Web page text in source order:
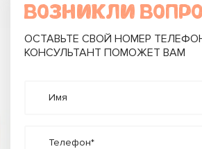
ВОЗНИКЛИ
ОСТАВЬТЕ СВОЙ НОМЕР
КОНСУЛЬТАНТ ПОМОЖЕТ ВАМ
Имя
Телефон*